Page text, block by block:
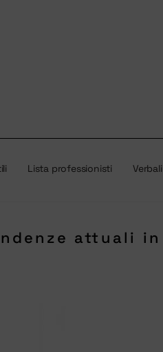
Lista professionisti
attuali in